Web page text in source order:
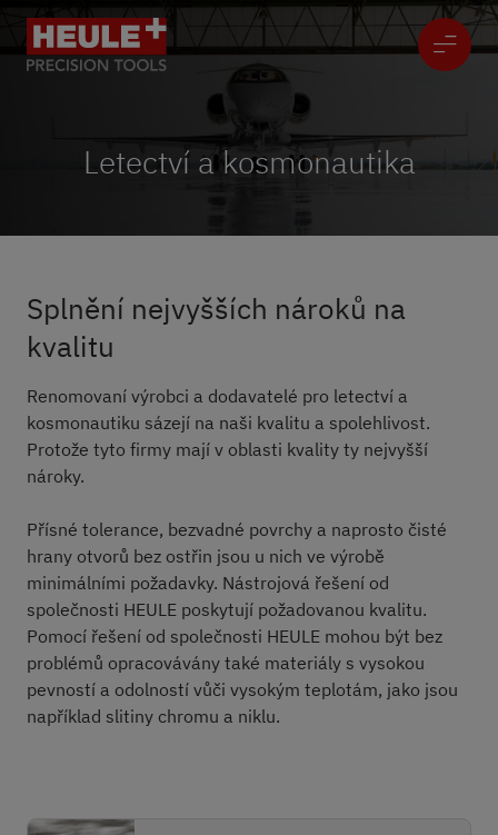
Letectví a kosmonautika
Splnění nejvyšších nároků na
kvalitu
Renomovaní výrobci a dodavatelé pro letectví a
kosmonautiku sázejí na naši kvalitu a spolehlivost.
Protože tyto firmy mají v oblasti kvality ty nejvyšší
nároky.
Přísné tolerance, bezvadné povrchy a naprosto čisté
hrany otvorů bez ostřin jsou u nich ve výrobě
minimálními požadavky. Nástrojová řešení od
společnosti HEULE poskytují požadovanou kvalitu.
Pomocí řešení od společnosti HEULE mohou být bez
problémů opracovávány také materiály s vysokou
pevností a odolností vůči vysokým teplotám, jako jsou
například slitiny chromu a niklu.